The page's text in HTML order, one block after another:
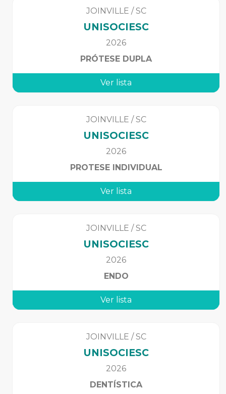
JOINVILLE /SC
UNISOCIESC
2026
PRÓTESE DUPLA
Ver lista
JOINVILLE /SC
UNISOCIESC
2026
PROTESE INDIVIDUAL
Ver lista
JOINVILLE /SC
UNISOCIESC
2026
ENDO
Ver lista
JOINVILLE /SC
UNISOCIESC
2026
DENTÍSTICA